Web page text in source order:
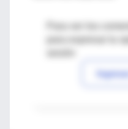
Para ver los